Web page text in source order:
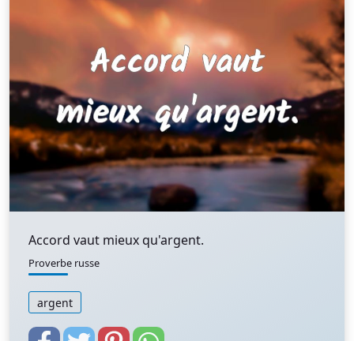
Accord vaut mieux qu'argent.
Proverbe russe
argent